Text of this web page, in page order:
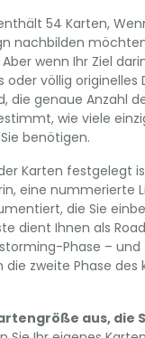
54 Karten,
nachbilden
wenn Ihr Ziel
völlig originelles
die genaue Anzahl
wie viele
benötigen.
Karten festgelegt
eine nummerierte
die Sie
dient Ihnen als
Phase –
die zweite Phase des
aus, die